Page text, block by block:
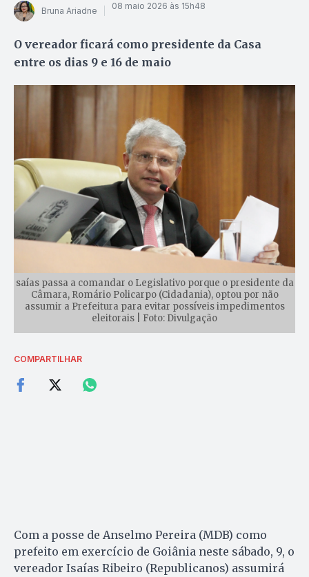
Bruna Ariadne 08 maio 2026 às 15h48
O vereador ficará como presidente da Casa
entre os dias 9 e 16 de maio
saías passa a comandar o Legislativo porque o presidente da
Câmara, Romário Policarpo (Cidadania), optou por não
assumir a Prefeitura para evitar possíveis impedimentos
eleitorais | Foto: Divulgação
COMPARTILHAR
Com a posse de Anselmo Pereira (MDB) como
prefeito em exercício de Goiânia neste sábado, 9, o
vereador Isaías Ribeiro (Republicanos) assumirá